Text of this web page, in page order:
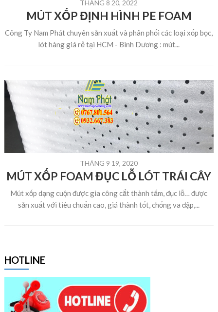
THÁNG 8 20, 2022
MÚT XỐP ĐỊNH HÌNH PE FOAM
Công Ty Nam Phát chuyên sản xuất và phân phối các loại xốp bọc,
lót hàng giá rẻ tại HCM - Bình Dương : mút...
THÁNG 9 19, 2020
MÚT XỐP FOAM ĐỤC LỖ LÓT TRÁI CÂY
Mút xốp dạng cuộn được gia công cắt thành tấm, đục lỗ… được
sản xuất với tiêu chuẩn cao, giá thành tốt, chống va đập,...
HOTLINE